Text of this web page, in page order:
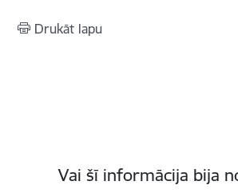
Drukāt lapu
Vai šī informācija bija